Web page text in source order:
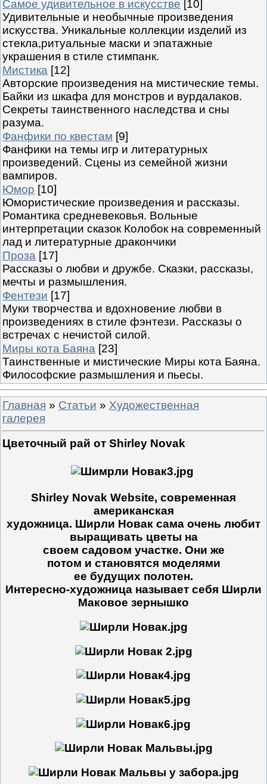
Самое удивительное в искусстве [10]
Удивительные и необычные произведения
искусства. Уникальные коллекции изделий из
стекла,ритуальные маски и эпатажные
украшения в стиле стимпанк.
Мистика [12]
Авторские произведения на мистические темы.
Байки из шкафа для монстров и вурдалаков.
Секреты таинственного наследства и сны
разума.
Фанфики по квестам [9]
Фанфики на темы игр и литературных
произведений. Сцены из семейной жизни
вампиров.
Юмор [10]
Юмористические произведения и рассказы.
Романтика средневековья. Вольные
интерпретации сказок Колобок на современный
лад и литературные дракончики
Проза [17]
Рассказы о любви и дружбе. Сказки, рассказы,
мечты и размышления.
Фентези [17]
Муки творчества и вдохновение любви в
произведениях в стиле фэнтези. Рассказы о
встречах с нечистой силой.
Миры кота Баяна [23]
Таинственные и мистические Миры кота Баяна.
Философские размышления и пьесы.
Главная » Статьи » Художественная
галерея
Цветочный рай от Shirley Novak
Shirley Novak Website, современная
американская
художница. Ширли Новак сама очень любит
выращивать цветы на
своем садовом участке. Они же
потом и становятся моделями
ее будущих полотен.
Интересно-художница называет себя Ширли
Маковое зернышко